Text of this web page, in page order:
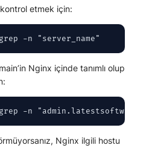
etmek için:
-n "server_name"
Nginx içinde tanımlı olup
-n
Nginx ilgili hostu